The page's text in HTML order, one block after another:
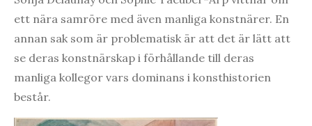
ett nära samröre med även manliga konstnärer. En
annan sak som är problematisk är att det är lätt att
se deras konstnärskap i förhållande till deras
manliga kollegor vars dominans i konsthistorien
består.